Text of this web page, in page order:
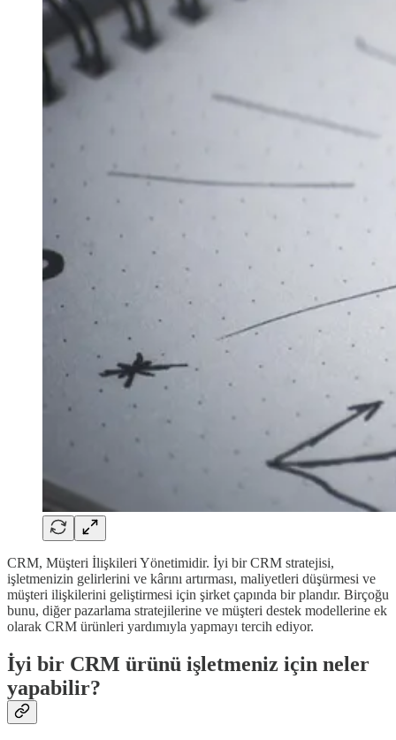
CRM, Müşteri İlişkileri Yönetimidir. İyi bir CRM stratejisi,
işletmenizin gelirlerini ve kârını artırması, maliyetleri düşürmesi ve
müşteri ilişkilerini geliştirmesi için şirket çapında bir plandır. Birçoğu
bunu, diğer pazarlama stratejilerine ve müşteri destek modellerine ek
olarak CRM ürünleri yardımıyla yapmayı tercih ediyor.
İyi bir CRM ürünü işletmeniz için neler
yapabilir?